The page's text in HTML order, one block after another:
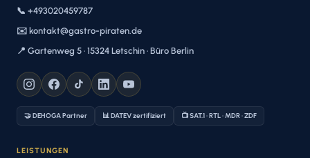
📞 +493020459787
✉️ kontakt@gastro-piraten.de
📍 Gartenweg 5 · 15324 Letschin · Büro Berlin
🤝 DEHOGA Partner 📊 DATEV zertifiziert 📺 SAT.1 · RTL · MDR · ZDF
LEISTUNGEN